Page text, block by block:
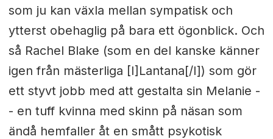
som ju kan växla mellan sympatisk och
ytterst obehaglig på bara ett ögonblick. Och
så Rachel Blake (som en del kanske känner
igen från mästerliga [I]Lantana[/I]) som gör
ett styvt jobb med att gestalta sin Melanie -
- en tuff kvinna med skinn på näsan som
ändå hemfaller åt en smått psykotisk